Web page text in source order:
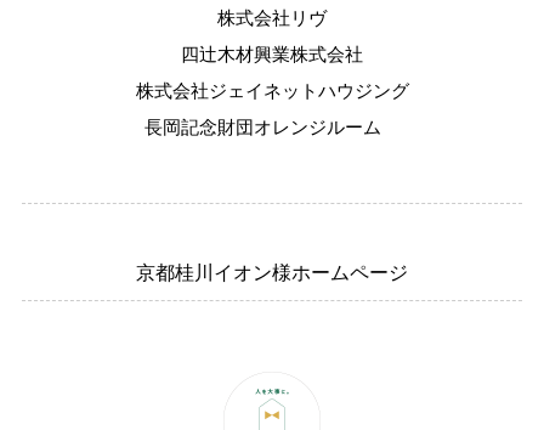
株式会社リヴ
四辻木材興業株式会社
株式会社ジェイネットハウジング
長岡記念財団オレンジルーム
京都桂川イオン様ホームページ